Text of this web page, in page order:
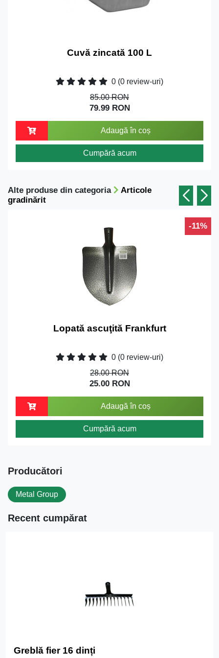
Cuvă zincată 100 L
0 (0 review-uri)
85.00 RON
79.99 RON
Adaugă în coș
Cumpără acum
Alte produse din categoria
Articole
gradinărit
-11%
Lopată ascuţită Frankfurt
0 (0 review-uri)
28.00 RON
25.00 RON
Adaugă în coș
Cumpără acum
Producători
Metal Group
Recent cumpărat
Greblă fier 16 dinți